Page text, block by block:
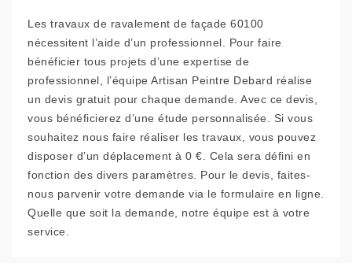
Les travaux de ravalement de façade 60100
nécessitent l’aide d’un professionnel. Pour faire
bénéficier tous projets d’une expertise de
professionnel, l’équipe Artisan Peintre Debard réalise
un devis gratuit pour chaque demande. Avec ce devis,
vous bénéficierez d’une étude personnalisée. Si vous
souhaitez nous faire réaliser les travaux, vous pouvez
disposer d’un déplacement à 0 €. Cela sera défini en
fonction des divers paramètres. Pour le devis, faites-
nous parvenir votre demande via le formulaire en ligne.
Quelle que soit la demande, notre équipe est à votre
service.